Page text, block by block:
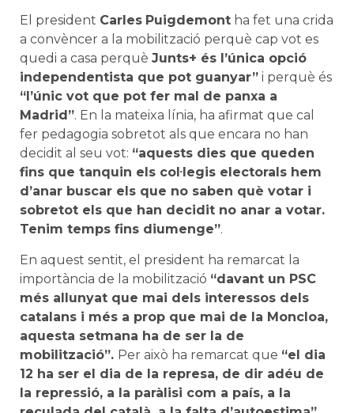
El president Carles Puigdemont ha fet una crida
a convèncer a la mobilització perquè cap vot es
quedi a casa perquè Junts+ és l’única opció
independentista que pot guanyar” i perquè és
“l’únic vot que pot fer mal de panxa a
Madrid”. En la mateixa línia, ha afirmat que cal
fer pedagogia sobretot als que encara no han
decidit al seu vot: “aquests dies que queden
fins que tanquin els col·legis electorals hem
d’anar buscar els que no saben què votar i
sobretot els que han decidit no anar a votar.
Tenim temps fins diumenge”.
En aquest sentit, el president ha remarcat la
importància de la mobilització “davant un PSC
més allunyat que mai dels interessos dels
catalans i més a prop que mai de la Moncloa,
aquesta setmana ha de ser la de
mobilització”. Per això ha remarcat que “el dia
12 ha ser el dia de la represa, de dir adéu de
la repressió, a la paràlisi com a país, a la